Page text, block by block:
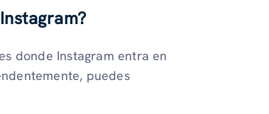
donde Instagram entra en
puedes